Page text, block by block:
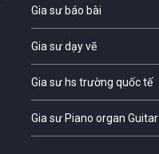
Gia sư báo bài
Gia sư dạy vẽ
Gia sư hs trường quốc tế
Gia sư Piano organ Guitar